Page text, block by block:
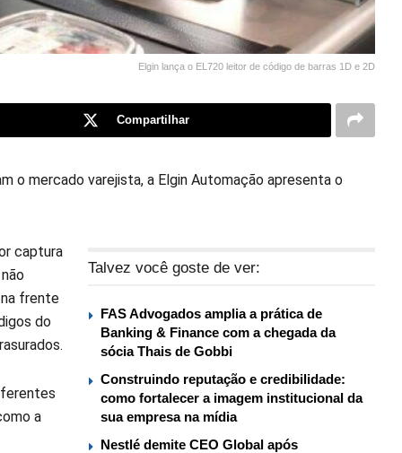
Elgin lança o EL720 leitor de código de barras 1D e 2D
Compartilhar
o mercado varejista, a Elgin Automação apresenta o
Talvez você goste de ver:
FAS Advogados amplia a prática de
Banking & Finance com a chegada da
sócia Thais de Gobbi
Construindo reputação e credibilidade:
como fortalecer a imagem institucional da
sua empresa na mídia
Nestlé demite CEO Global após
captura
frente
do
a